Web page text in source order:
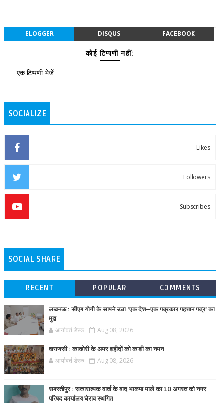
BLOGGER DISQUS FACEBOOK
कोई टिप्पणी नहीं:
एक टिप्पणी भेजें
SOCIALIZE
Likes
Followers
Subscribes
SOCIAL SHARE
RECENT POPULAR COMMENTS
लखनऊ : सीएम योगी के सामने उठा ‘एक देश–एक पत्रकार पहचान पत्र’ का
मुद्दा
आर्यावर्त डेस्क Aug 08, 2026
वाराणसी : काकोरी के अमर शहीदों को काशी का नमन
आर्यावर्त डेस्क Aug 08, 2026
समस्तीपुर : सकारात्मक वार्ता के बाद भाकपा माले का 10 अगस्त को नगर
परिषद कार्यालय घेराव स्थगित